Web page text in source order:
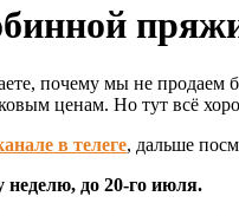
почему мы не продаем
ценам. Но тут всё
в телеге, дальше
неделю, до 20-го июля.